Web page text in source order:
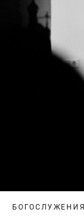
БОГОСЛУЖЕНИЯ